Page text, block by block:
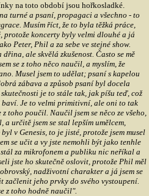
na toto období jsou hořkosladké.
turné a psaní, propagaci a všechno - to
Musím říct, že to byla těžká práce,
protože koncerty byly velmi dlouhé a já
Peter, Phil a za sebe ve stejné show.
dřina, ale skvělá zkušenost. Často se mě
se z toho něco naučil, a myslím, že
Musel jsem to udělat; psaní s kapelou
zábava a způsob psaní byl docela
je to stále tak, jak píšu teď, což
baví. Je to velmi primitivní, ale oni to tak
toho poučil. Naučil jsem se něco ze všeho,
a určitě jsem se stal lepším umělcem,
v Genesis, to je jisté, protože jsem musel
se učit a vy jste nemohli být jako tenhle
za mikrofonem a publiku nic neříkal a
jste ho skutečně oslovit, protože Phil měl
nadživotní charakter a já jsem se
začlenit jeho prvky do svého vystoupení.
z toho hodně naučil".